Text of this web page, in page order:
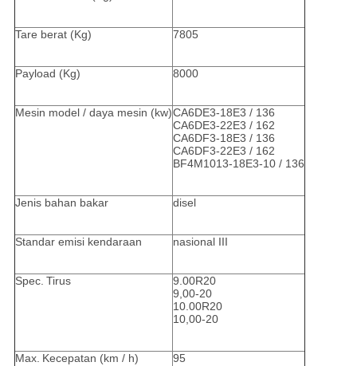
Tare berat (Kg) 7805
Payload (Kg) 8000
Mesin model / daya mesin (kw)CA6DE3-18E3 / 136
CA6DE3-22E3 / 162
CA6DF3-18E3 / 136
CA6DF3-22E3 / 162
BF4M1013-18E3-10 / 136
Jenis bahan bakar disel
Standar emisi kendaraan nasional III
Spec. Tirus
9.00R20
9,00-20
10.00R20
10,00-20
Max. Kecepatan (km / h) 95